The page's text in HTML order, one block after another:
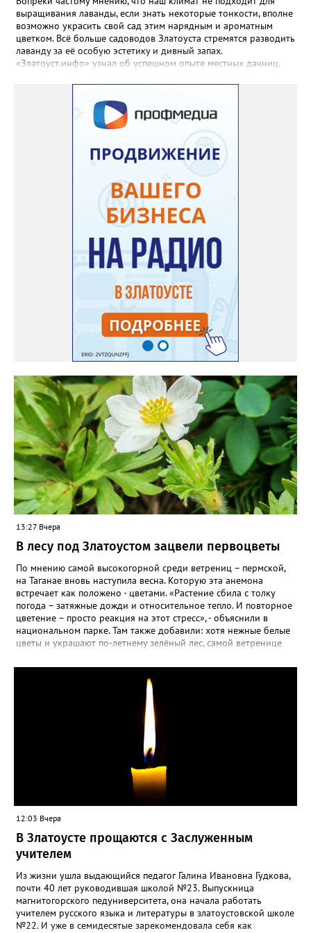
выращивания лаванды, если знать некоторые тонкости, вполне
возможно украсить свой сад этим нарядным и ароматным
цветком. Всё больше садоводов Златоуста стремятся разводить
лаванду за её особую эстетику и дивный запах.
«Златоуст.инфо» узнал об успешном опыте местных дачниц.
семян (на фото), - отметила «Златоуст.инфо» хозяйка частного
дома Екатерина Бойко. – Посадила вдоль забора, потому что
низины этот цветок не любит. Вот уже второй год растет и
радует меня. Соседи просят саженцы: аромат и до них
доносится. В конце лета собираю лаванду в пучки, сушу –
получаются букеты и саше одновременно. Лаванда широко
используется и в кулинарии». Семена, отметила собеседница
нашего портала, у неё были сорта «Вознесенская узколистная».
Только она хорошо зимует без укрытия. Всхожесть оказалась
на удивление хорошей: из пяти семян из каждой пачки четыре
взошли даже без стратификации. После покупки (по весне)
садовод советует сразу убрать семена в холодильник на два
месяца, а место посадки - мульчировать мелкой корой. Семена
самосевом в ней отлично прорастают. Если иногда срезать
сухие цветы и стряхивать семена вокруг куртины, лаванда
весной прорастет сама. Ещё один секрет – этот символ
Прованса не любит «вкусную» почву. Добавляйте в посадочную
яму гравий и песок – требуется хороший дренаж. В первый год
Екатерина рекомендует цветы убирать, чтобы силы куста
пошли на наращивание корневой системы. А со второго года
пусть лаванда цветёт во всю силу! Фото: Екатерина Бойко,
специально для «Златоуст.инфо». Обсуждение новости здесь
ВКОНТАКТЕ https://vk.com/newszlatoust74
13:27 Вчера
В лесу под Златоустом зацвели первоцветы
По мнению самой высокогорной среди ветрениц – пермской,
на Таганае вновь наступила весна. Которую эта анемона
встречает как положено - цветами. «Растение сбила с толку
погода – затяжные дожди и относительное тепло. И повторное
цветение – просто реакция на этот стресс», - объяснили в
национальном парке. Там также добавили: хотя нежные белые
цветы и украшают по-летнему зелёный лес, самой ветренице
силы перед долгой зимовкой.
12:03 Вчера
В Златоусте прощаются с Заслуженным
учителем
Из жизни ушла выдающийся педагог Галина Ивановна Гудкова,
почти 40 лет руководившая школой №23. Выпускница
магнитогорского педуниверситета, она начала работать
учителем русского языка и литературы в златоустовской школе
№22. И уже в семидесятые зарекомендовала себя как